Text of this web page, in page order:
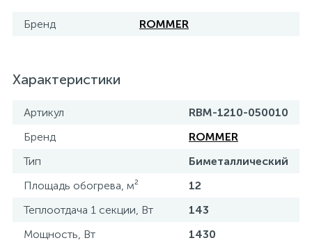
Бренд ROMMER
Характеристики
Артикул
RBM-1210-050010
Бренд
ROMMER
Тип
Биметаллический
Площадь обогрева, м²
12
Теплоотдача 1 секции, Вт
143
Мощность, Вт
1430